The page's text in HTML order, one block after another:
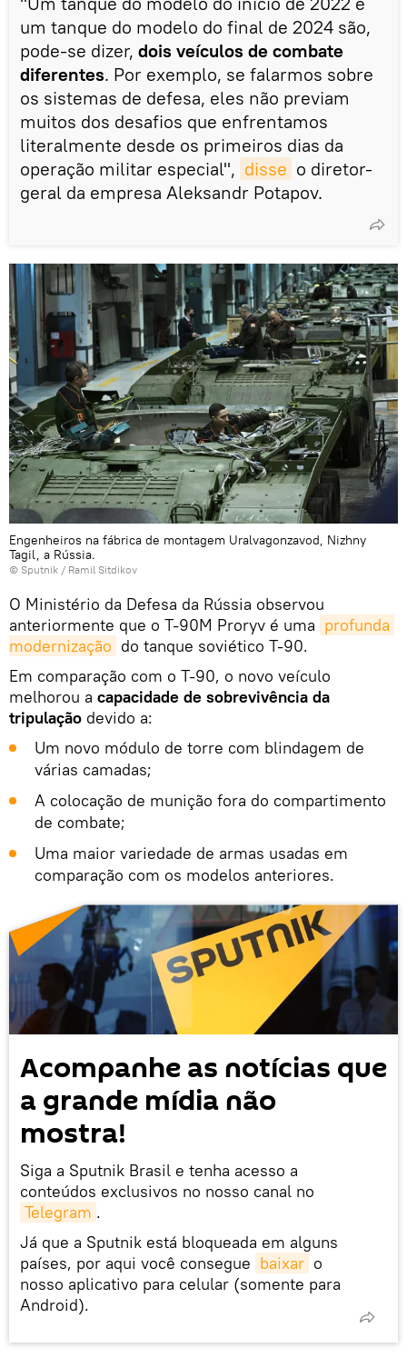
um tanque do modelo do final de 2024 são,
pode-se dizer, dois veículos de combate
diferentes. Por exemplo, se falarmos sobre
os sistemas de defesa, eles não previam
muitos dos desafios que enfrentamos
literalmente desde os primeiros dias da
operação militar especial", disse o diretor-
geral da empresa Aleksandr Potapov.
Engenheiros na fábrica de montagem Uralvagonzavod, Nizhny
Tagil, a Rússia.
© Sputnik / Ramil Sitdikov
O Ministério da Defesa da Rússia observou
anteriormente que o T-90M Proryv é uma profunda
modernização do tanque soviético T-90.
Em comparação com o T-90, o novo veículo
melhorou a capacidade de sobrevivência da
tripulação devido a:
Um novo módulo de torre com blindagem de
várias camadas;
A colocação de munição fora do compartimento
de combate;
Uma maior variedade de armas usadas em
comparação com os modelos anteriores.
Acompanhe as notícias que
a grande mídia não
mostra!
Siga a Sputnik Brasil e tenha acesso a
conteúdos exclusivos no nosso canal no
Telegram .
Já que a Sputnik está bloqueada em alguns
países, por aqui você consegue baixar o
nosso aplicativo para celular (somente para
Android).